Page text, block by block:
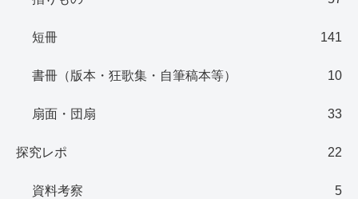
短冊 141
書冊（版本・狂歌集・自筆稿本等） 10
扇面・団扇 33
探究レポ 22
資料考察 5